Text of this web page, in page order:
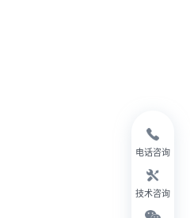
电话咨询
技术咨询